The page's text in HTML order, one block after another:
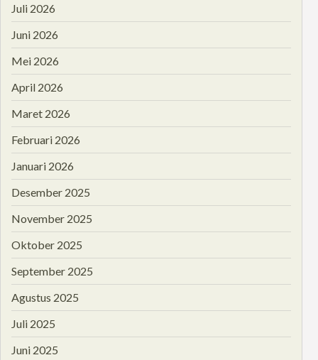
Juli 2026
Juni 2026
Mei 2026
April 2026
Maret 2026
Februari 2026
Januari 2026
Desember 2025
November 2025
Oktober 2025
September 2025
Agustus 2025
Juli 2025
Juni 2025